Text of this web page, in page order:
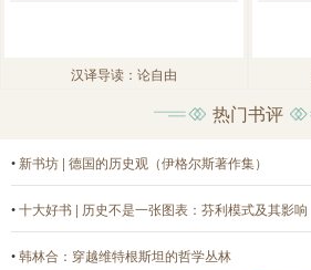
汉译导读：论自由
热门书评
• 新书坊 | 德国的历史观（伊格尔斯著作集）
•十大好书 | 历史不是一张图表：芬利模式及其影响
•韩林合：穿越维特根斯坦的哲学丛林